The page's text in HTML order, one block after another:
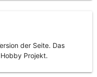
der Seite. Das
Projekt.